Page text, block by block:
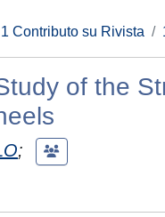
1 Contributo su Rivista
of the
;